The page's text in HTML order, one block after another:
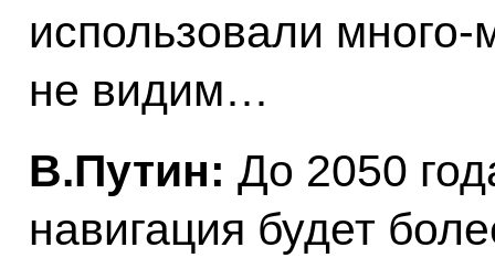
использовали много-
не видим…
В.Путин: До 2050
навигация будет